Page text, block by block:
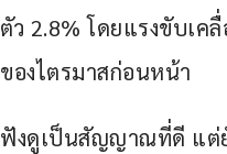
ตัว 2.8% โดยแรงขับเค
ของไตรมาสก่อนหน้า
ฟังดูเป็นสัญญาณที่ดี แต่ยั